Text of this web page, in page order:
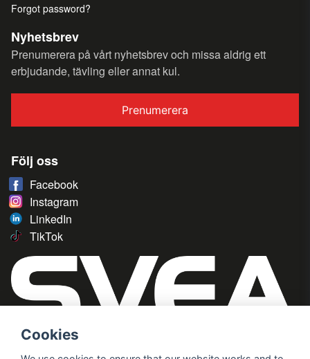
Forgot password?
Nyhetsbrev
Prenumerera på vårt nyhetsbrev och missa aldrig ett
erbjudande, tävling eller annat kul.
Prenumerera
Följ oss
Facebook
Instagram
LinkedIn
TikTok
Cookies